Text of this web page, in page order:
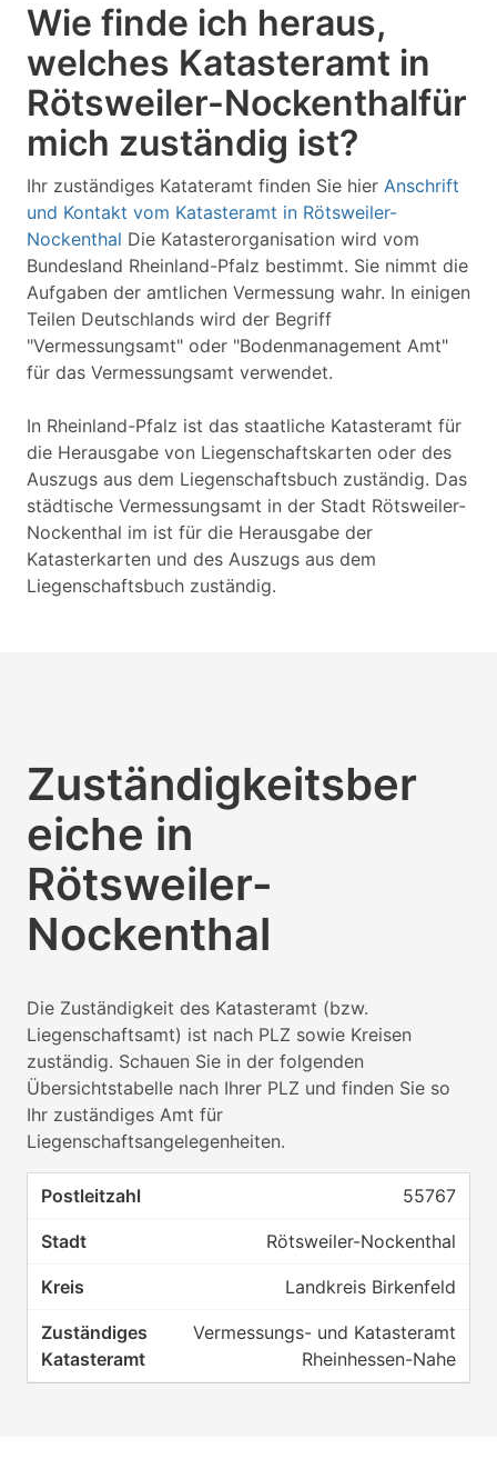
Wie finde ich heraus,
welches Katasteramt in
Rötsweiler-Nockenthalfür
mich zuständig ist?
Ihr zuständiges Katateramt finden Sie hier Anschrift
und Kontakt vom Katasteramt in Rötsweiler-
Nockenthal Die Katasterorganisation wird vom
Bundesland Rheinland-Pfalz bestimmt. Sie nimmt die
Aufgaben der amtlichen Vermessung wahr. In einigen
Teilen Deutschlands wird der Begriff
"Vermessungsamt" oder "Bodenmanagement Amt"
für das Vermessungsamt verwendet.
In Rheinland-Pfalz ist das staatliche Katasteramt für
die Herausgabe von Liegenschaftskarten oder des
Auszugs aus dem Liegenschaftsbuch zuständig. Das
städtische Vermessungsamt in der Stadt Rötsweiler-
Nockenthal im ist für die Herausgabe der
Katasterkarten und des Auszugs aus dem
Liegenschaftsbuch zuständig.
Zuständigkeitsber
eiche in
Rötsweiler-
Nockenthal
Die Zuständigkeit des Katasteramt (bzw.
Liegenschaftsamt) ist nach PLZ sowie Kreisen
zuständig. Schauen Sie in der folgenden
Übersichtstabelle nach Ihrer PLZ und finden Sie so
Ihr zuständiges Amt für
Liegenschaftsangelegenheiten.
55767
Rötsweiler-Nockenthal
Landkreis Birkenfeld
Vermessungs- und Katasteramt
Rheinhessen-Nahe